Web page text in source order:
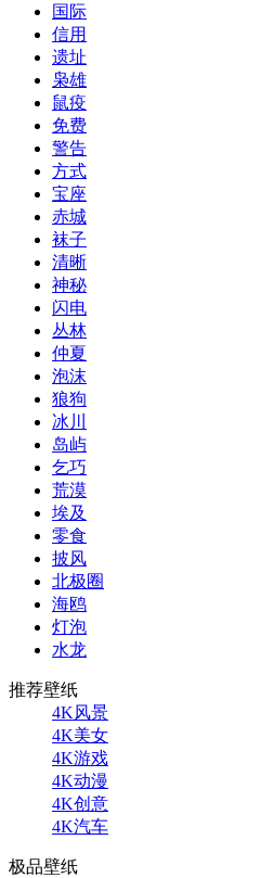
国际
信用
遗址
枭雄
鼠疫
免费
警告
方式
宝座
赤城
袜子
清晰
神秘
闪电
丛林
仲夏
泡沫
狼狗
冰川
岛屿
乞巧
荒漠
埃及
零食
披风
北极圈
海鸥
灯泡
水龙
推荐壁纸
4K风景
4K美女
4K游戏
4K动漫
4K创意
4K汽车
极品壁纸